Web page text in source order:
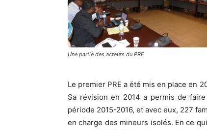
Une partie des acteurs du PRE
Le premier PRE a été mis en place en
Sa révision en 2014 a permis de
période 2015-2016, et avec eux, 227
en charge des mineurs isolés. En ce